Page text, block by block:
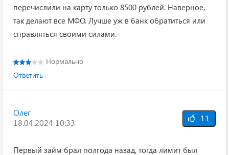
перечислили на карту только 8500 рублей. Наверное,
так делают все МФО. Лучше уж в банк обратиться или
справляться своими силами.
Нормально
Ответить
Олег
18.04.2024 10:33
11
Первый займ брал полгода назад, тогда лимит был